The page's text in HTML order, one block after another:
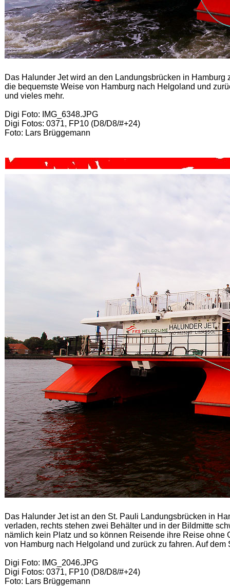
Das Halunder Jet wird an den Landungsbrücken in
die bequemste Weise von Hamburg nach Helgoland und
und vieles mehr.
Digi Foto: IMG_6348.JPG
Digi Fotos: 0371, FP10 (D8/D8/#+24)
Foto: Lars Brüggemann
Das Halunder Jet ist an den St. Pauli Landungsbrücken in
verladen, rechts stehen zwei Behälter und in der Bildmitte
nämlich kein Platz und so können Reisende ihre Reise
von Hamburg nach Helgoland und zurück zu fahren. Auf
Digi Foto: IMG_2046.JPG
Digi Fotos: 0371, FP10 (D8/D8/#+24)
Foto: Lars Brüggemann